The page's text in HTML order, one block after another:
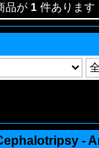
品が 1 件あります
-